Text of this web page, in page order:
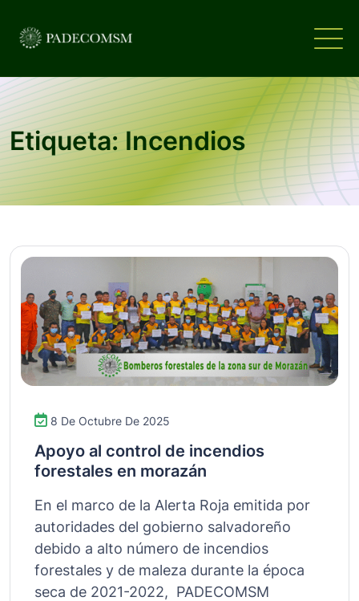
Etiqueta: Incendios
8 De Octubre De 2025
Apoyo al control de incendios
forestales en morazán
En el marco de la Alerta Roja emitida por
autoridades del gobierno salvadoreño
debido a alto número de incendios
forestales y de maleza durante la época
seca de 2021-2022, PADECOMSM